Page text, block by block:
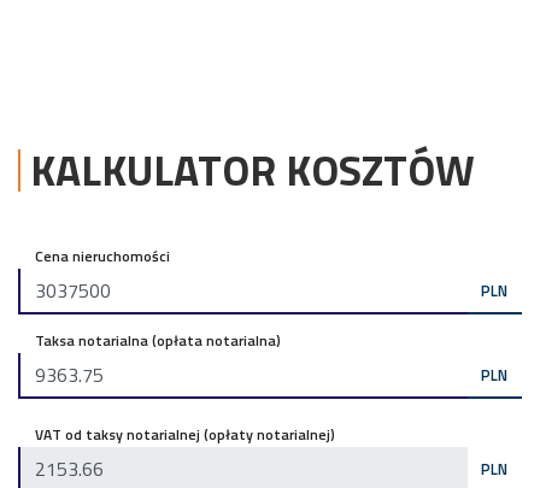
KALKULATOR KOSZTÓW
Cena nieruchomości
PLN
Taksa notarialna (opłata notarialna)
PLN
VAT od taksy notarialnej (opłaty notarialnej)
PLN